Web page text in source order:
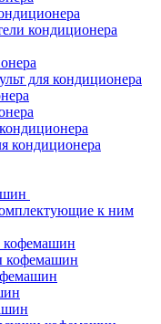
кондиционера
для кондиционера
кондиционера
к ним
кофемашин
кофемашин